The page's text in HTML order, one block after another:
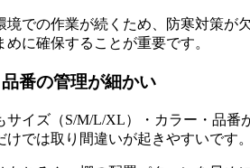
での作業が続くため、防寒対策が
に確保することが重要です。
番の管理が細かい
イズ（S/M/L/XL）・カラー・品番
では取り間違いが起きやすいです。